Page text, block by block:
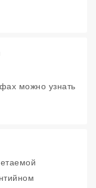
можно узнать